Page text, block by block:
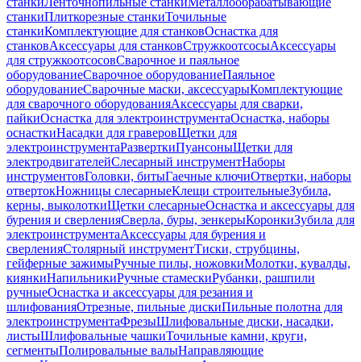
станкиПлиткорезные станкиТочильные
станкиКомплектующие для станковОснастка для
станковАксессуары для станковСтружкоотсосыАксессуары
для стружкоотсосовСварочное и паяльное
оборудованиеСварочное оборудованиеПаяльное
оборудованиеСварочные маски, аксессуарыКомплектующие
для сварочного оборудованияАксессуары для сварки,
пайкиОснастка для электроинструментаОснастка, наборы
оснасткиНасадки для граверовЩетки для
электроинструментаРазверткиПуансоныЩетки для
электродвигателейСлесарный инструментНаборы
инструментовГоловки, битыГаечные ключиОтвертки, наборы
отвертокНожницы слесарныеКлещи строительныеЗубила,
керны, выколоткиЩетки слесарныеОснастка и аксессуары для
бурения и сверленияСверла, буры, зенкерыКоронкиЗубила для
электроинструментаАксессуары для бурения и
сверленияСтолярный инструментТиски, струбцины,
гейферные зажимыРучные пилы, ножовкиМолотки, кувалды,
киянкиНапильникиРучные стамескиРубанки, рашпили
ручныеОснастка и аксессуары для резания и
шлифованияОтрезные, пильные дискиПильные полотна для
электроинструментаФрезыШлифовальные диски, насадки,
листыШлифовальные чашкиТочильные камни, круги,
сегментыПолировальные валыНаправляющие